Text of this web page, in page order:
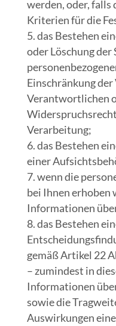
werden, oder, falls
Kriterien für die
das Bestehen
oder Löschung
Einschränkung
Verantwortlichen
Verarbeitung;
das Bestehen
einer
wenn die
bei Ihnen erhoben
Informationen
das Bestehen
gemäß Artikel 22
– zumindest in
Informationen
sowie die
Auswirkungen